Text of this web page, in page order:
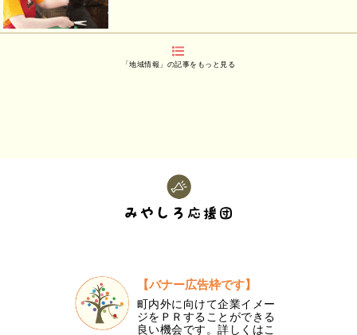
「地域情報」の記事をもっと見る
【バナー広告枠です】
町内外に向けて企業イメー
ジをＰＲすることができる
良い機会です。詳しくはこ